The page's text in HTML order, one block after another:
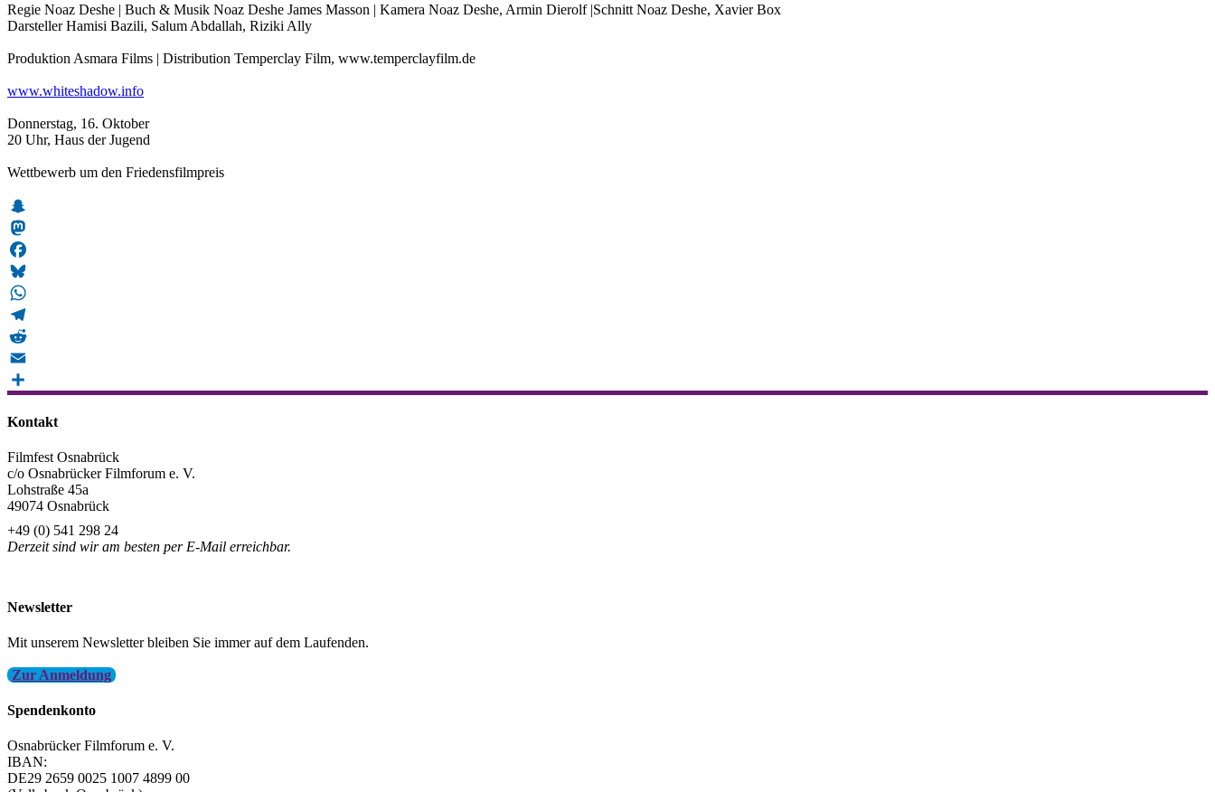
Regie Noaz Deshe | Buch & Musik Noaz Deshe James Masson | Kamera Noaz Deshe, Armin Dierolf |Schnitt Noaz Deshe, Xavier Box
Darsteller Hamisi Bazili, Salum Abdallah, Riziki Ally
Produktion Asmara Films | Distribution Temperclay Film, www.temperclayfilm.de
www.whiteshadow.info
Donnerstag, 16. Oktober
20 Uhr, Haus der Jugend
Wettbewerb um den Friedensfilmpreis
Snapchat
Mastodon
Facebook
Bluesky
WhatsApp
Telegram
Reddit
Email
Kontakt
Filmfest Osnabrück
c/o Osnabrücker Filmforum e. V.
Lohstraße 45a
49074 Osnabrück
+49 (0) 541 298 24
Derzeit sind wir am besten per E-Mail erreichbar.
Newsletter
Mit unserem Newsletter bleiben Sie immer auf dem Laufenden.
Zur Anmeldung
Spendenkonto
Osnabrücker Filmforum e. V.
IBAN:
DE29 2659 0025 1007 4899 00